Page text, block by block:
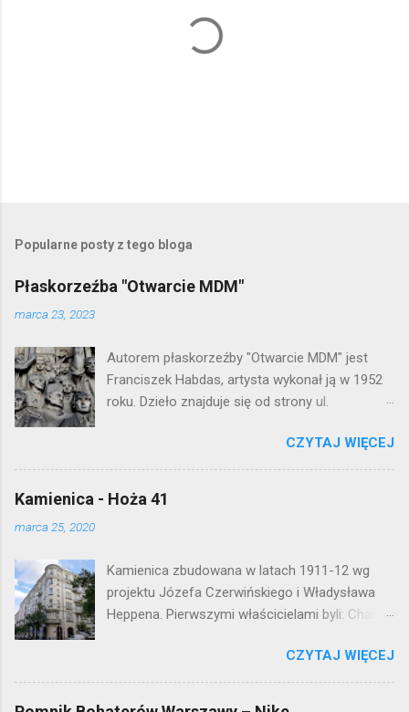
e
i
j
o
m
e
n
t
a
Popularne posty z tego bloga
Płaskorzeźba "Otwarcie MDM"
marca 23, 2023
Autorem płaskorzeźby "Otwarcie MDM" jest
Franciszek Habdas, artysta wykonał ją w 1952
roku. Dzieło znajduje się od strony ul.
warszawskiej flagowej inwestycji
mieszkaniowej lat 50. Lokalizacja: Śródmieście
CZYTAJ WIĘCEJ
Kamienica - Hoża 41
marca 25, 2020
Kamienica zbudowana w latach 1911-12 wg
projektu Józefa Czerwińskiego i Władysława
Heppena. Pierwszymi właścicielami byli: Chaim
kamienica była zamieszkała przez
pracowników Elektrowni Warszawskiej. Ten
okazały budynek wyszedł bez szwanku z II
CZYTAJ WIĘCEJ